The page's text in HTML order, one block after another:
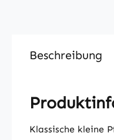
Beschreibung
Klassische kleine